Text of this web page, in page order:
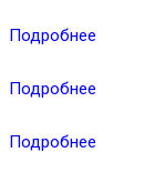
Подробнее
Подробнее
Подробнее